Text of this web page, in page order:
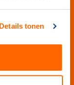
Details tonen